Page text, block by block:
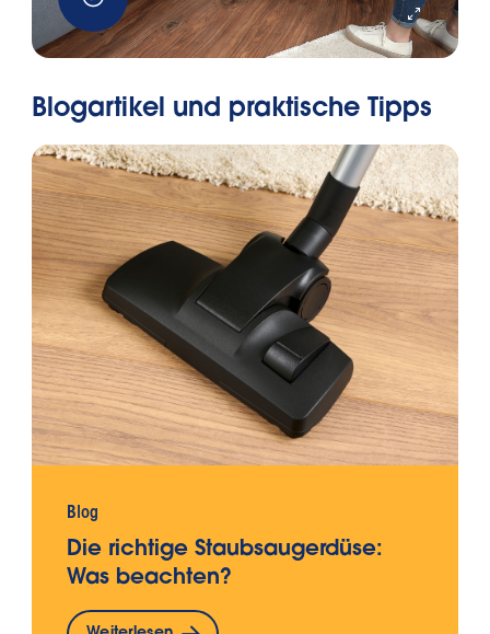
Blogartikel und praktische Tipps
Blog
Die richtige Staubsaugerdüse:
Was beachten?